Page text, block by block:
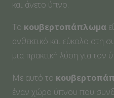
και άνετο ύπνο.
Το κουβερτοπάπλωμα
ανθεκτικό και εύκολο στη
μια πρακτική λύση για τον
Με αυτό το
έναν χώρο ύπνου που